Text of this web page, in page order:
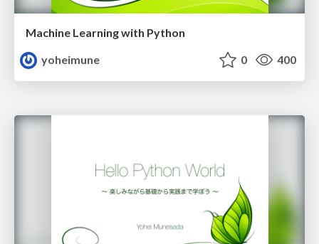
Machine Learning with Python
yoheimune
0 400